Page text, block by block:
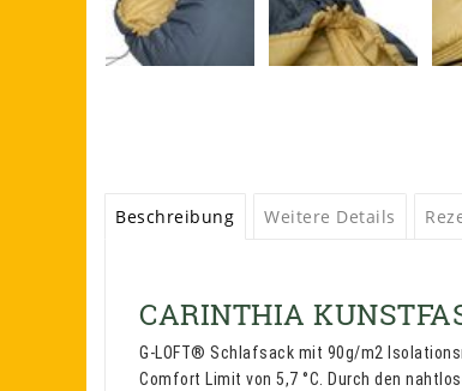
Beschreibung Weitere Details
CARINTHIA
G-LOFT® Schlafsack mit 90g/m2
Comfort Limit von 5,7 °C. Durch den